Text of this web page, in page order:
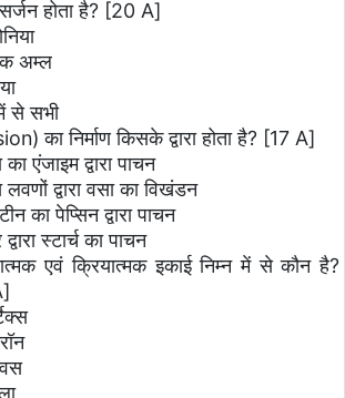
होता है? [20 A]
अम्ल
से सभी
का निर्माण किसके द्वारा होता है? [17 A]
एंजाइम द्वारा पाचन
लवणों द्वारा वसा का विखंडन
का पेप्सिन द्वारा पाचन
स्टार्च का पाचन
एवं क्रियात्मक इकाई निम्न में से कौन है?